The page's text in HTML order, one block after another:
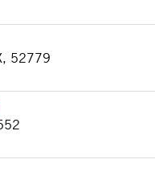
52779